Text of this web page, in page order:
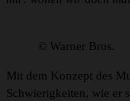
© Warner Bros.
Mit dem Konzept des
Schwierigkeiten, wie er